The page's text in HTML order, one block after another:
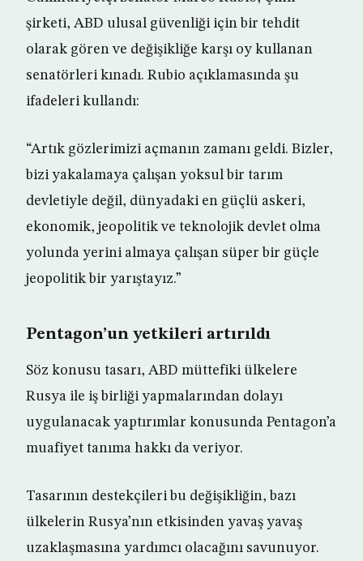
şirketi, ABD ulusal güvenliği için bir tehdit
olarak gören ve değişikliğe karşı oy kullanan
senatörleri kınadı. Rubio açıklamasında şu
ifadeleri kullandı:
“Artık gözlerimizi açmanın zamanı geldi. Bizler,
bizi yakalamaya çalışan yoksul bir tarım
devletiyle değil, dünyadaki en güçlü askeri,
ekonomik, jeopolitik ve teknolojik devlet olma
yolunda yerini almaya çalışan süper bir güçle
jeopolitik bir yarıştayız.”
Pentagon’un yetkileri artırıldı
Söz konusu tasarı, ABD müttefiki ülkelere
Rusya ile iş birliği yapmalarından dolayı
uygulanacak yaptırımlar konusunda Pentagon’a
muafiyet tanıma hakkı da veriyor.
Tasarının destekçileri bu değişikliğin, bazı
ülkelerin Rusya’nın etkisinden yavaş yavaş
uzaklaşmasına yardımcı olacağını savunuyor.